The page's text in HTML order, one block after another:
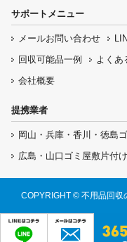
サポートメニュー
メールお問い合わせ
回収可能品一例
よくあ
会社概要
提携業者
岡山・兵庫・香川・徳島
広島・山口ゴミ屋敷片付け
COPYRIGHT © 不用品回収